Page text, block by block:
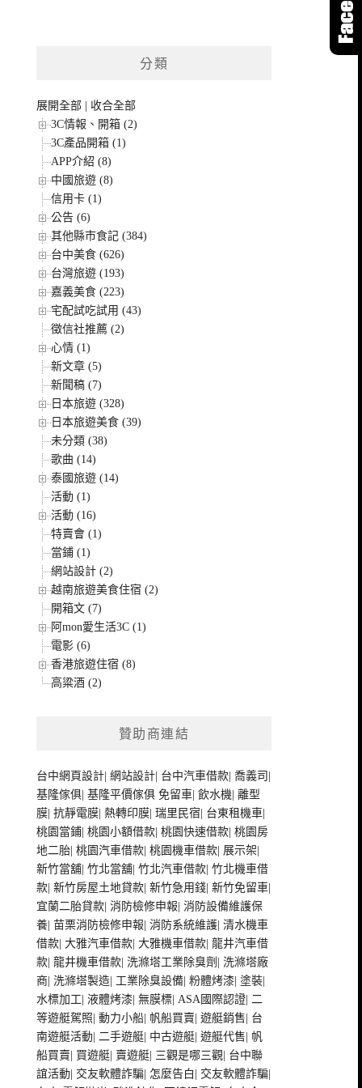
分類
展開全部
收合全部
3C情報、開箱 (2)
3C產品開箱 (1)
APP介紹 (8)
中國旅遊 (8)
信用卡 (1)
公告 (6)
其他縣市食記 (384)
台中美食 (626)
台灣旅遊 (193)
嘉義美食 (223)
宅配試吃試用 (43)
徵信社推薦 (2)
心情 (1)
新文章 (5)
新聞稿 (7)
日本旅遊 (328)
日本旅遊美食 (39)
未分類 (38)
歌曲 (14)
泰國旅遊 (14)
活動 (1)
活動 (16)
特賣會 (1)
當鋪 (1)
網站設計 (2)
越南旅遊美食住宿 (2)
開箱文 (7)
阿mon愛生活3C (1)
電影 (6)
香港旅遊住宿 (8)
高粱酒 (2)
贊助商連結
台中網頁設計 |網站設計 台中汽車借款 |喬義司
基隆傢俱 |基隆平價傢俱 免留車 |飲水機 |離型
膜 |抗靜電膜 |熱轉印膜 |瑞里民宿 台東租機車
桃園當鋪 |桃園小額借款 |桃園快速借款 |桃園房
地二胎 |桃園汽車借款 |桃園機車借款 展示架
新竹當舖 |竹北當舖 |竹北汽車借款 |竹北機車借
款 |新竹房屋土地貸款 |新竹急用錢 |新竹免留車
宜蘭二胎貸款 |消防檢修申報 |消防設備維護保
養 |苗栗消防檢修申報 |消防系統維護 |清水機車
借款 |大雅汽車借款 |大雅機車借款 |龍井汽車借
款 |龍井機車借款 洗滌塔工業除臭劑
洗滌塔廠
商 洗滌塔製造 工業除臭設備 |粉體烤漆 |塗裝
水標加工 |液體烤漆 |無膜標 |ASA國際認證 |二
等遊艇駕照 |動力小船 帆船買賣 |遊艇銷售 台
南遊艇活動 |二手遊艇 中古遊艇 |遊艇代售 帆
船買賣 買遊艇 賣遊艇 三觀是哪三觀 台中聯
誼活動 交友軟體詐騙 怎麼告白 交友軟體詐騙